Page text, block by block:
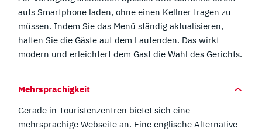
aufs Smartphone laden, ohne einen Kellner fragen zu
müssen. Indem Sie das Menü ständig aktualisieren,
halten Sie die Gäste auf dem Laufenden. Das wirkt
modern und erleichtert dem Gast die Wahl des Gerichts.
Mehrsprachigkeit
Gerade in Touristenzentren bietet sich eine
mehrsprachige Webseite an. Eine englische Alternative